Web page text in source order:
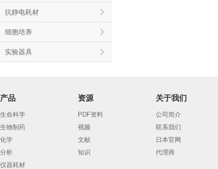
抗静电耗材
细胞培养
实验器具
产品
生命科学
生物制药
化学
分析
仪器耗材
资源
PDF资料
视频
文献
知识
关于我们
公司简介
联系我们
日本官网
代理商